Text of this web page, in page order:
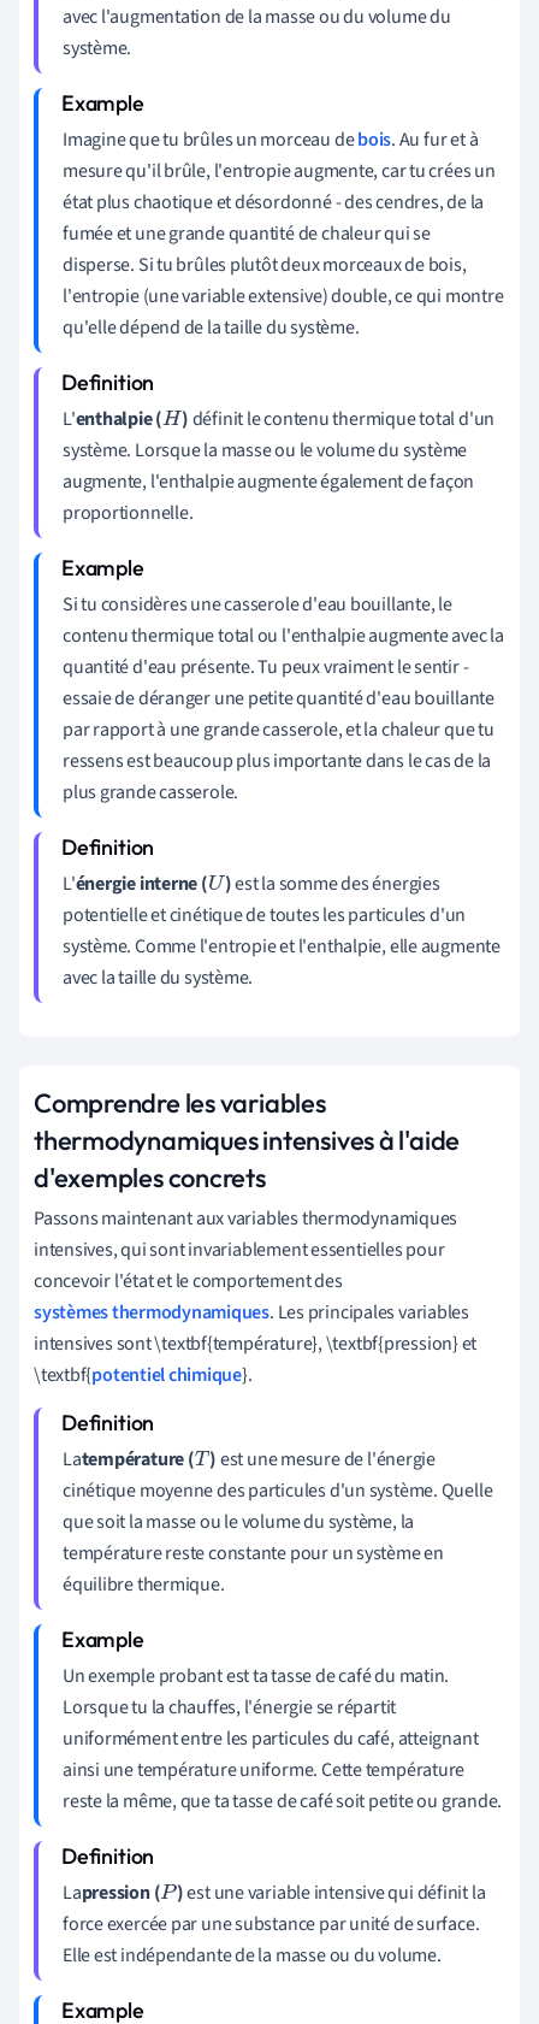
avec l'augmentation de la masse ou du volume du
système.
Imagine que tu brûles un morceau debois. Au fur et à
mesure qu'il brûle, l'entropie augmente, car tu crées un
état plus chaotique et désordonné - des cendres, de la
fumée et une grande quantité de chaleur qui se
disperse. Si tu brûles plutôt deux morceaux de bois,
l'entropie (une variable extensive) double, ce qui montre
qu'elle dépend de la taille du système.
L'enthalpie (H )définit le contenu thermique total d'un
système. Lorsque la masse ou le volume du système
augmente, l'enthalpie augmente également de façon
proportionnelle.
Si tu considères une casserole d'eau bouillante, le
contenu thermique total ou l'enthalpie augmente avec la
quantité d'eau présente. Tu peux vraiment le sentir -
essaie de déranger une petite quantité d'eau bouillante
par rapport à une grande casserole, et la chaleur que tu
ressens est beaucoup plus importante dans le cas de la
plus grande casserole.
L'énergie interne (U)est la somme des énergies
potentielle et cinétique de toutes les particules d'un
système. Comme l'entropie et l'enthalpie, elle augmente
avec la taille du système.
Comprendre les variables
thermodynamiques intensives à l'aide
d'exemples concrets
Passons maintenant aux variables thermodynamiques
intensives, qui sont invariablement essentielles pour
concevoir l'état et le comportement des
systèmes thermodynamiques. Les principales variables
intensives sont \textbf{température}, \textbf{pression} et
\textbf{potentiel chimique}.
Latempérature (T )est une mesure de l'énergie
cinétique moyenne des particules d'un système. Quelle
que soit la masse ou le volume du système, la
température reste constante pour un système en
équilibre thermique.
Un exemple probant est ta tasse de café du matin.
Lorsque tu la chauffes, l'énergie se répartit
uniformément entre les particules du café, atteignant
ainsi une température uniforme. Cette température
reste la même, que ta tasse de café soit petite ou grande.
Lapression (P)est une variable intensive qui définit la
force exercée par une substance par unité de surface.
Elle est indépendante de la masse ou du volume.